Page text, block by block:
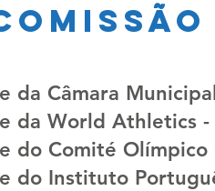
da Câmara
da World Athletics -
do Comité
do Instituto